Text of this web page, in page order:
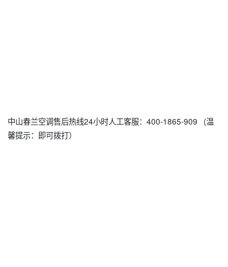
中山春兰空调售后热线24小时人工客服：400-1865-909 (温
馨提示：即可拨打）